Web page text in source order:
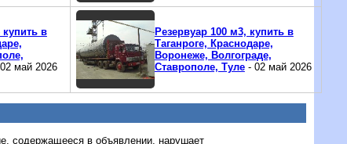
в
май 2026
Резервуар 100 м3, купить в
Таганроге, Краснодаре,
Воронеже, Волгограде,
Ставрополе, Туле- 02 май 2026
содержащееся в объявлении, нарушает